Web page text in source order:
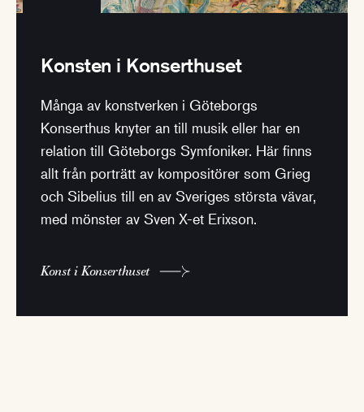
Konsten i Konserthuset
Många av konstverken i Göteborgs
Konserthus knyter an till musik eller har en
relation till Göteborgs Symfoniker. Här finns
allt från porträtt av kompositörer som Grieg
och Sibelius till en av Sveriges största vävar,
med mönster av Sven X-et Erixson.
Konst i Konserthuset